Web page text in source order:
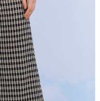
務，並由商店將買賣／分期付款
司帳單繳交帳款。
約關係目的，商店將以您的個人
大哥大進項蒐集、處理及利用，
確認、核對及更正。
oppay.tw/userRule
仍視為有效，需透過AFTEE先享
結帳頁面顯示為準，若有關於
疑問，請聯繫「AFTEE先享後付
support/home
AFTEE先享後付」服務完成之交
，並將交易相關給付款項請求債
址：
運費